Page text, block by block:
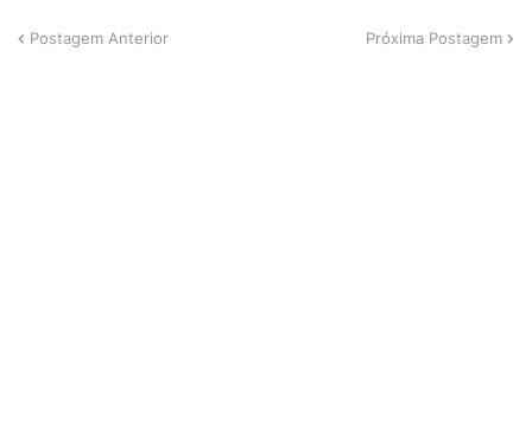
Postagem Anterior Próxima Postagem